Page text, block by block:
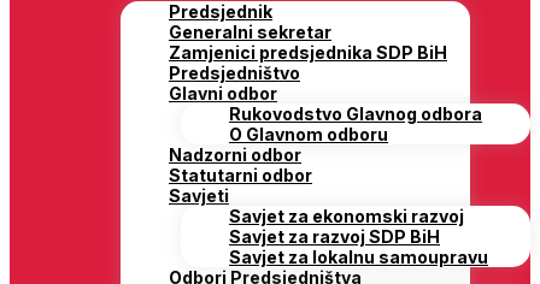
Predsjednik
Generalni sekretar
Zamjenici predsjednika SDP BiH
Predsjedništvo
Glavni odbor
Rukovodstvo Glavnog odbora
O Glavnom odboru
Nadzorni odbor
Statutarni odbor
Savjeti
Savjet za ekonomski razvoj
Savjet za razvoj SDP BiH
Savjet za lokalnu samoupravu
Odbori Predsjedništva